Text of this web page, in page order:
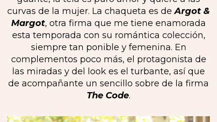
curvas de la mujer. La chaqueta es deArgot &
Margot, otra firma que me tiene enamorada
esta temporada con su romántica colección,
siempre tan ponible y femenina. En
complementos poco más, el protagonista de
las miradas y del look es el turbante, así que
de acompañante un sencillo sobre de la firma
The Code.